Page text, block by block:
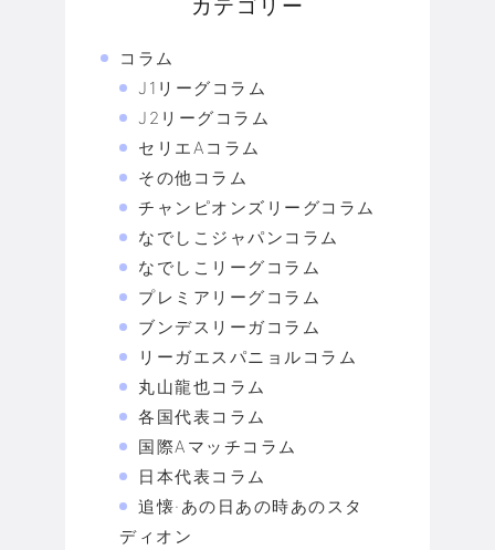
カテゴリー
コラム
J1リーグコラム
J2リーグコラム
セリエAコラム
その他コラム
チャンピオンズリーグコラム
なでしこジャパンコラム
なでしこリーグコラム
プレミアリーグコラム
ブンデスリーガコラム
リーガエスパニョルコラム
丸山龍也コラム
各国代表コラム
国際Aマッチコラム
日本代表コラム
追懐·あの日あの時あのスタ
ディオン